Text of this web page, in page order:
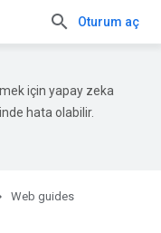
Oturum aç
için yapay zeka
hata olabilir.
Web guides